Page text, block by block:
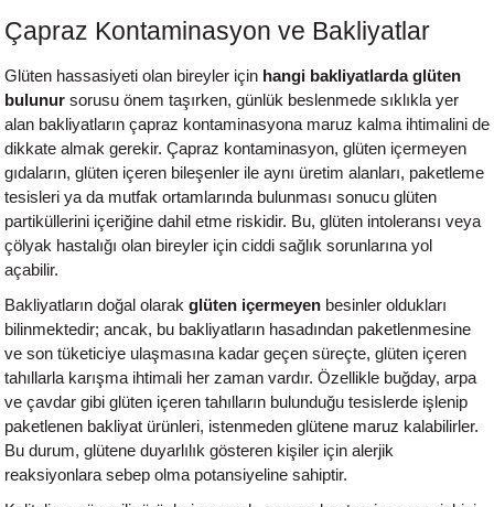
Çapraz Kontaminasyon ve Bakliyatlar
Glüten hassasiyeti olan bireyler için hangi bakliyatlarda glüten
bulunur sorusu önem taşırken, günlük beslenmede sıklıkla yer
alan bakliyatların çapraz kontaminasyona maruz kalma ihtimalini de
dikkate almak gerekir. Çapraz kontaminasyon, glüten içermeyen
gıdaların, glüten içeren bileşenler ile aynı üretim alanları, paketleme
tesisleri ya da mutfak ortamlarında bulunması sonucu glüten
partiküllerini içeriğine dahil etme riskidir. Bu, glüten intoleransı veya
çölyak hastalığı olan bireyler için ciddi sağlık sorunlarına yol
açabilir.
Bakliyatların doğal olarak glüten içermeyen besinler oldukları
bilinmektedir; ancak, bu bakliyatların hasadından paketlenmesine
ve son tüketiciye ulaşmasına kadar geçen süreçte, glüten içeren
tahıllarla karışma ihtimali her zaman vardır. Özellikle buğday, arpa
ve çavdar gibi glüten içeren tahılların bulunduğu tesislerde işlenip
paketlenen bakliyat ürünleri, istenmeden glütene maruz kalabilirler.
Bu durum, glütene duyarlılık gösteren kişiler için alerjik
reaksiyonlara sebep olma potansiyeline sahiptir.